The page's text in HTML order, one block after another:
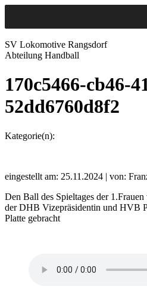
SV Lokomotive Rangsdorf
Abteilung Handball
170c5466-cb46-
52dd6760d8f2
Kategorie(n):
eingestellt am: 25.11.2024 | von:
Den Ball des Spieltages der
der DHB Vizepräsidentin und HVB
Platte gebracht